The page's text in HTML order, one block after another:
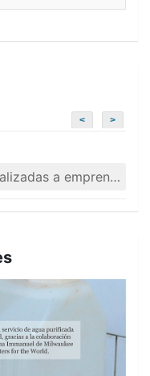
< >
a emprendedores